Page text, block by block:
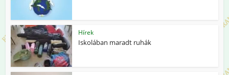
Hírek
Iskolában maradt ruhák